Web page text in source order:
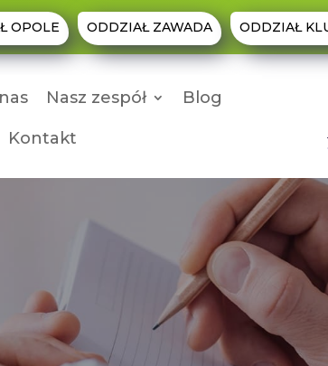
OPOLE ODDZIAŁ ZAWADA ODDZIAŁ
Nasz zespół Blog
Kontakt